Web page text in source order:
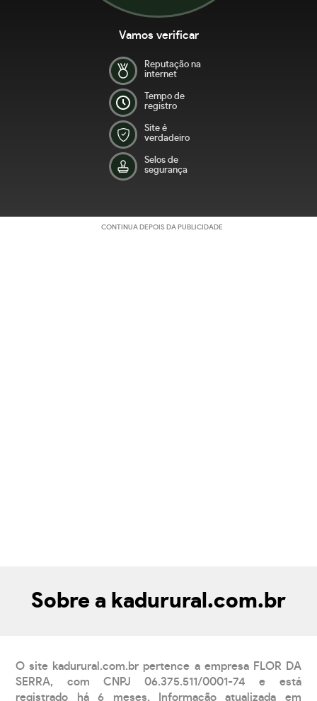
Vamos verificar
Reputação na
internet
Tempo de
registro
Site é
verdadeiro
Selos de
segurança
CONTINUA DEPOIS DA PUBLICIDADE
Sobre a kadurural.com.br
O site kadurural.com.br pertence a empresa FLOR DA
SERRA, com CNPJ 06.375.511/0001-74 e está
registrado há 6 meses. Informação atualizada em